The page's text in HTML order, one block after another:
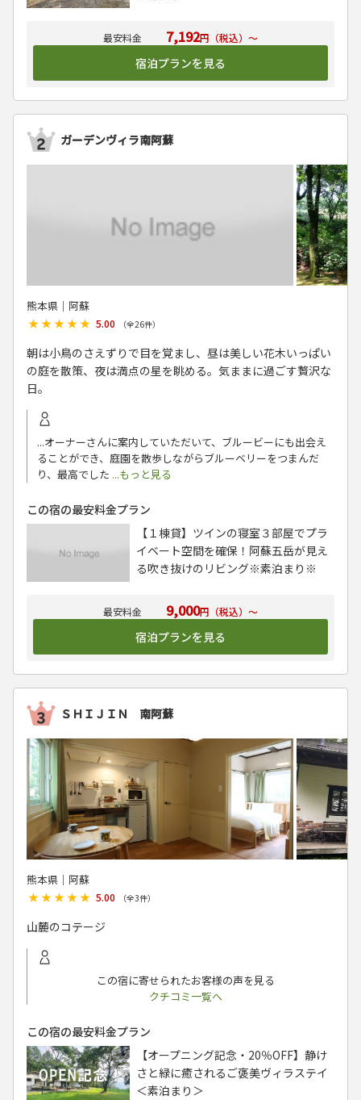
7,192円（税込）～
宿泊プランを見る
ガーデンヴィラ南阿蘇
熊本県│阿蘇
★★★★★
★★★★★ 5.00 （全26件）
朝は小鳥のさえずりで目を覚まし、昼は美しい花木いっぱい
の庭を散策、夜は満点の星を眺める。気ままに過ごす贅沢な
日。
...オーナーさんに案内していただいて、ブルービーにも出会え
ることができ、庭園を散歩しながらブルーベリーをつまんだ
り、最高でした ...もっと見る
9,000円（税込）～
宿泊プランを見る
この宿の最安料金プラン
【１棟貸】ツインの寝室３部屋でプラ
イベート空間を確保！阿蘇五岳が見え
る吹き抜けのリビング※素泊まり※
ＳＨＩＪＩＮ 南阿蘇
熊本県│阿蘇
★★★★★
★★★★★ 5.00 （全3件）
山麓のコテージ
この宿に寄せられたお客様の声を見る
クチコミ一覧へ
この宿の最安料金プラン
【オープニング記念・20％OFF】静け
さと緑に癒されるご褒美ヴィラステイ
＜素泊まり＞